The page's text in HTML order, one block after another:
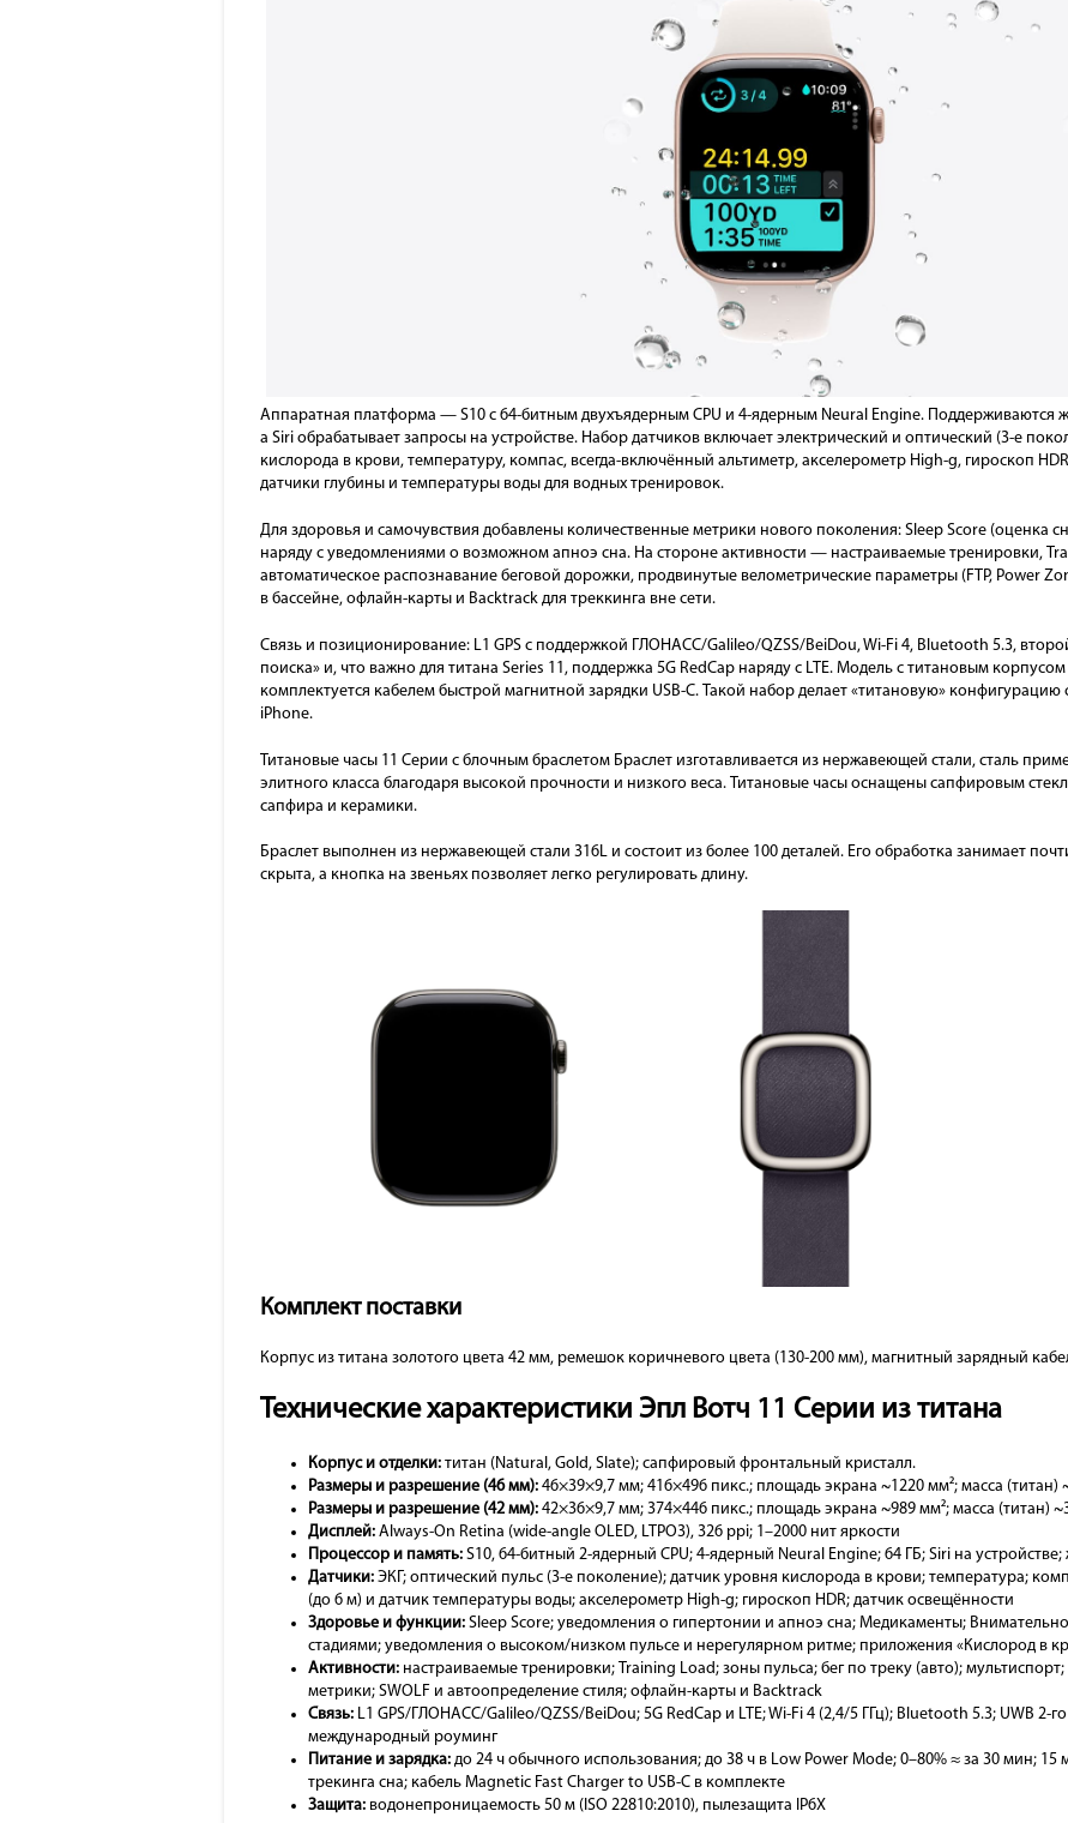
Аппаратная платформа — S10 с 64-битным двухъядерным CPU и 4-ядерным Neural Engine. Поддерживаются
а Siri обрабатывает запросы на устройстве. Набор датчиков включает электрический и оптический (3-е
кислорода в крови, температуру, компас, всегда-включённый альтиметр, акселерометр High-g, гироскоп
датчики глубины и температуры воды для водных тренировок.
Для здоровья и самочувствия добавлены количественные метрики нового поколения: Sleep Score (оценка
наряду с уведомлениями о возможном апноэ сна. На стороне активности — настраиваемые тренировки,
автоматическое распознавание беговой дорожки, продвинутые велометрические параметры (FTP, Power
в бассейне, офлайн-карты и Backtrack для треккинга вне сети.
Связь и позиционирование: L1 GPS с поддержкой ГЛОНАСС/Galileo/QZSS/BeiDou, Wi-Fi 4, Bluetooth 5.3,
поиска» и, что важно для титана Series 11, поддержка 5G RedCap наряду с LTE. Модель с титановым корпусом
комплектуется кабелем быстрой магнитной зарядки USB-C. Такой набор делает «титановую»
iPhone.
Титановые часы 11 Серии с блочным браслетом Браслет изготавливается из нержавеющей стали, сталь
элитного класса благодаря высокой прочности и низкого веса. Титановые часы оснащены сапфировым
сапфира и керамики.
Браслет выполнен из нержавеющей стали 316L и состоит из более 100 деталей. Его обработка занимает
скрыта, а кнопка на звеньях позволяет легко регулировать длину.
Комплект поставки
Корпус из титана золотого цвета 42 мм, ремешок коричневого цвета (130-200 мм), магнитный зарядный
Технические характеристики Эпл Вотч 11 Серии из титана
Корпус и отделки: титан (Natural, Gold, Slate); сапфировый фронтальный кристалл.
Размеры и разрешение (46 мм): 46×39×9,7 мм; 416×496 пикс.; площадь экрана ~1220 мм²; масса (титан)
Размеры и разрешение (42 мм): 42×36×9,7 мм; 374×446 пикс.; площадь экрана ~989 мм²; масса (титан)
Дисплей: Always-On Retina (wide-angle OLED, LTPO3), 326 ppi; 1–2000 нит яркости
Процессор и память: S10, 64-битный 2-ядерный CPU; 4-ядерный Neural Engine; 64 ГБ; Siri на
Датчики: ЭКГ; оптический пульс (3-е поколение); датчик уровня кислорода в крови; температура;
(до 6 м) и датчик температуры воды; акселерометр High-g; гироскоп HDR; датчик освещённости
Здоровье и функции: Sleep Score; уведомления о гипертонии и апноэ сна; Медикаменты;
стадиями; уведомления о высоком/низком пульсе и нерегулярном ритме; приложения «Кислород в
Активности: настраиваемые тренировки; Training Load; зоны пульса; бег по треку (авто);
метрики; SWOLF и автоопределение стиля; офлайн-карты и Backtrack
Связь: L1 GPS/ГЛОНАСС/Galileo/QZSS/BeiDou; 5G RedCap и LTE; Wi-Fi 4 (2,4/5 ГГц); Bluetooth 5.3; UWB 2-
международный роуминг
Питание и зарядка: до 24 ч обычного использования; до 38 ч в Low Power Mode; 0–80% ≈ за 30 мин;
трекинга сна; кабель Magnetic Fast Charger to USB-C в комплекте
Защита: водонепроницаемость 50 м (ISO 22810:2010), пылезащита IP6X